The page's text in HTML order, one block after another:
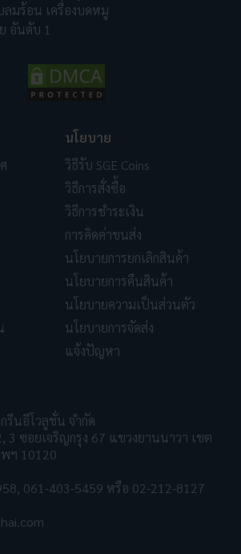
ลมร้อน เครื่องบดหมู
อันดับ 1
นโยบาย
วิธีรับ SGE Coins
วิธีการสั่งซื้อ
วิธีการชำระเงิน
การคิดค่าขนส่ง
นโยบายการยกเลิกสินค้า
นโยบายการคืนสินค้า
นโยบายความเป็นส่วนตัว
นโยบายการจัดส่ง
แจ้งปัญหา
รีนอีโวลูชั่น จำกัด
3 ซอยเจริญกรุง 67 แขวงยานนาวา เขต
ฯ 10120
, 061-403-5459 หรือ 02-212-8127